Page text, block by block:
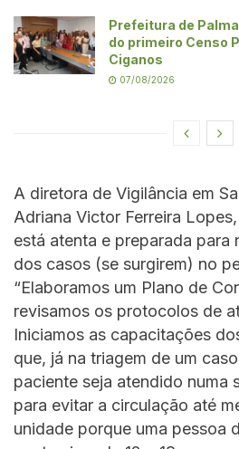
Prefeitura de
do primeiro Censo
Ciganos
07/08/2026
A diretora de Vigilância em
Adriana Victor Ferreira
está atenta e preparada para
dos casos (se surgirem) no
“Elaboramos um Plano de
revisamos os protocolos de
Iniciamos as capacitações
que, já na triagem de um
paciente seja atendido numa
para evitar a circulação até
unidade porque uma pessoa